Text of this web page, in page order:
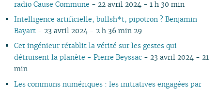
radio Cause Commune - 22 avril 2024 - 1 h 30 min
Intelligence artificielle, bullsh*t, pipotron ? Benjamin
Bayart- 23 avril 2024 - 2 h 36 min 29
Cet ingénieur rétablit la vérité sur les gestes qui
détruisent la planète - Pierre Beyssac- 23 avril 2024 - 21
min
Les communs numériques : les initiatives engagées par